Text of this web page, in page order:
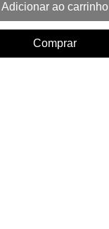
Adicionar ao carrinho
Comprar